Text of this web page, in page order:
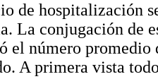
de hospitalización
La conjugación de
el número promedio
A primera vista